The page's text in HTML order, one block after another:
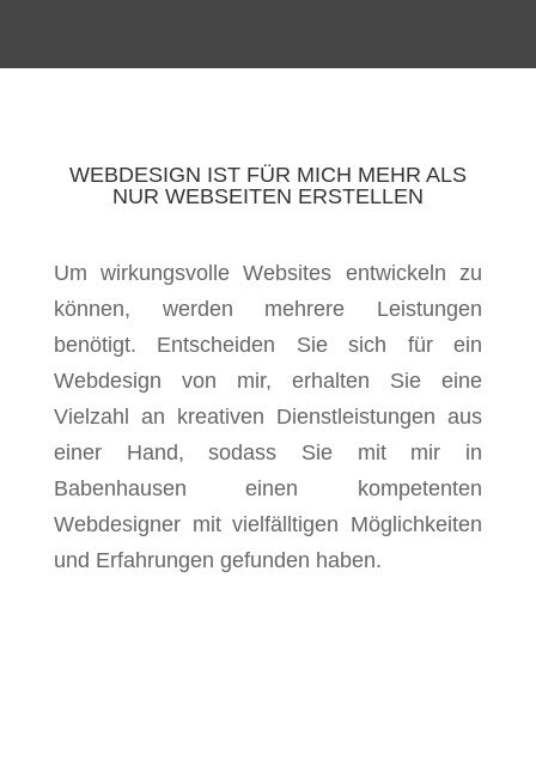
WEBDESIGN IST FÜR MICH MEHR ALS
NUR WEBSEITEN ERSTELLEN
Um wirkungsvolle Websites entwickeln zu
können, werden mehrere Leistungen
benötigt. Entscheiden Sie sich für ein
Webdesign von mir, erhalten Sie eine
Vielzahl an kreativen Dienstleistungen aus
einer Hand, sodass Sie mit mir in
Babenhausen einen kompetenten
Webdesigner mit vielfälltigen Möglichkeiten
und Erfahrungen gefunden haben.